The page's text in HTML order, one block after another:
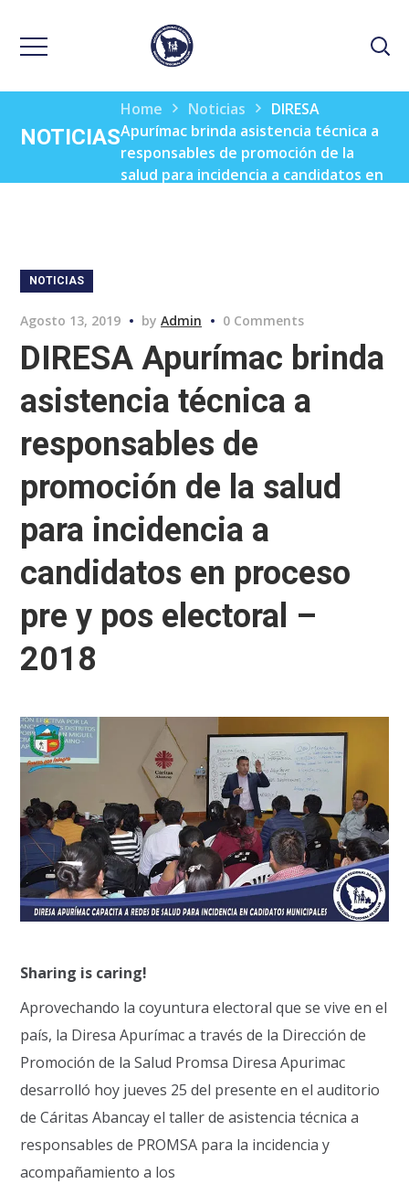
NOTICIAS
Home Noticias
DIRESA
Apurímac brinda asistencia técnica a
responsables de promoción de la
salud para incidencia a candidatos en
NOTICIAS
Agosto 13, 2019 byAdmin 0 Comments
DIRESA Apurímac brinda
asistencia técnica a
responsables de
promoción de la salud
para incidencia a
candidatos en proceso
pre y pos electoral –
2018
Sharing is caring!
Aprovechando la coyuntura electoral que se vive en el
país, la Diresa Apurímac a través de la Dirección de
Promoción de la Salud Promsa Diresa Apurimac
desarrolló hoy jueves 25 del presente en el auditorio
de Cáritas Abancay el taller de asistencia técnica a
responsables de PROMSA para la incidencia y
acompañamiento a los